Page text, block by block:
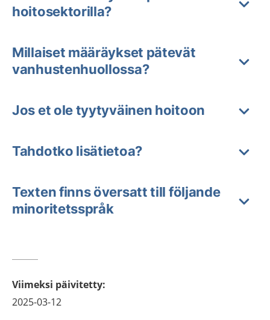
hoitosektorilla?
Millaiset määräykset pätevät
vanhustenhuollossa?
Jos et ole tyytyväinen hoitoon
Tahdotko lisätietoa?
Texten finns översatt till följande
minoritetsspråk
Viimeksi päivitetty:
2025-03-12